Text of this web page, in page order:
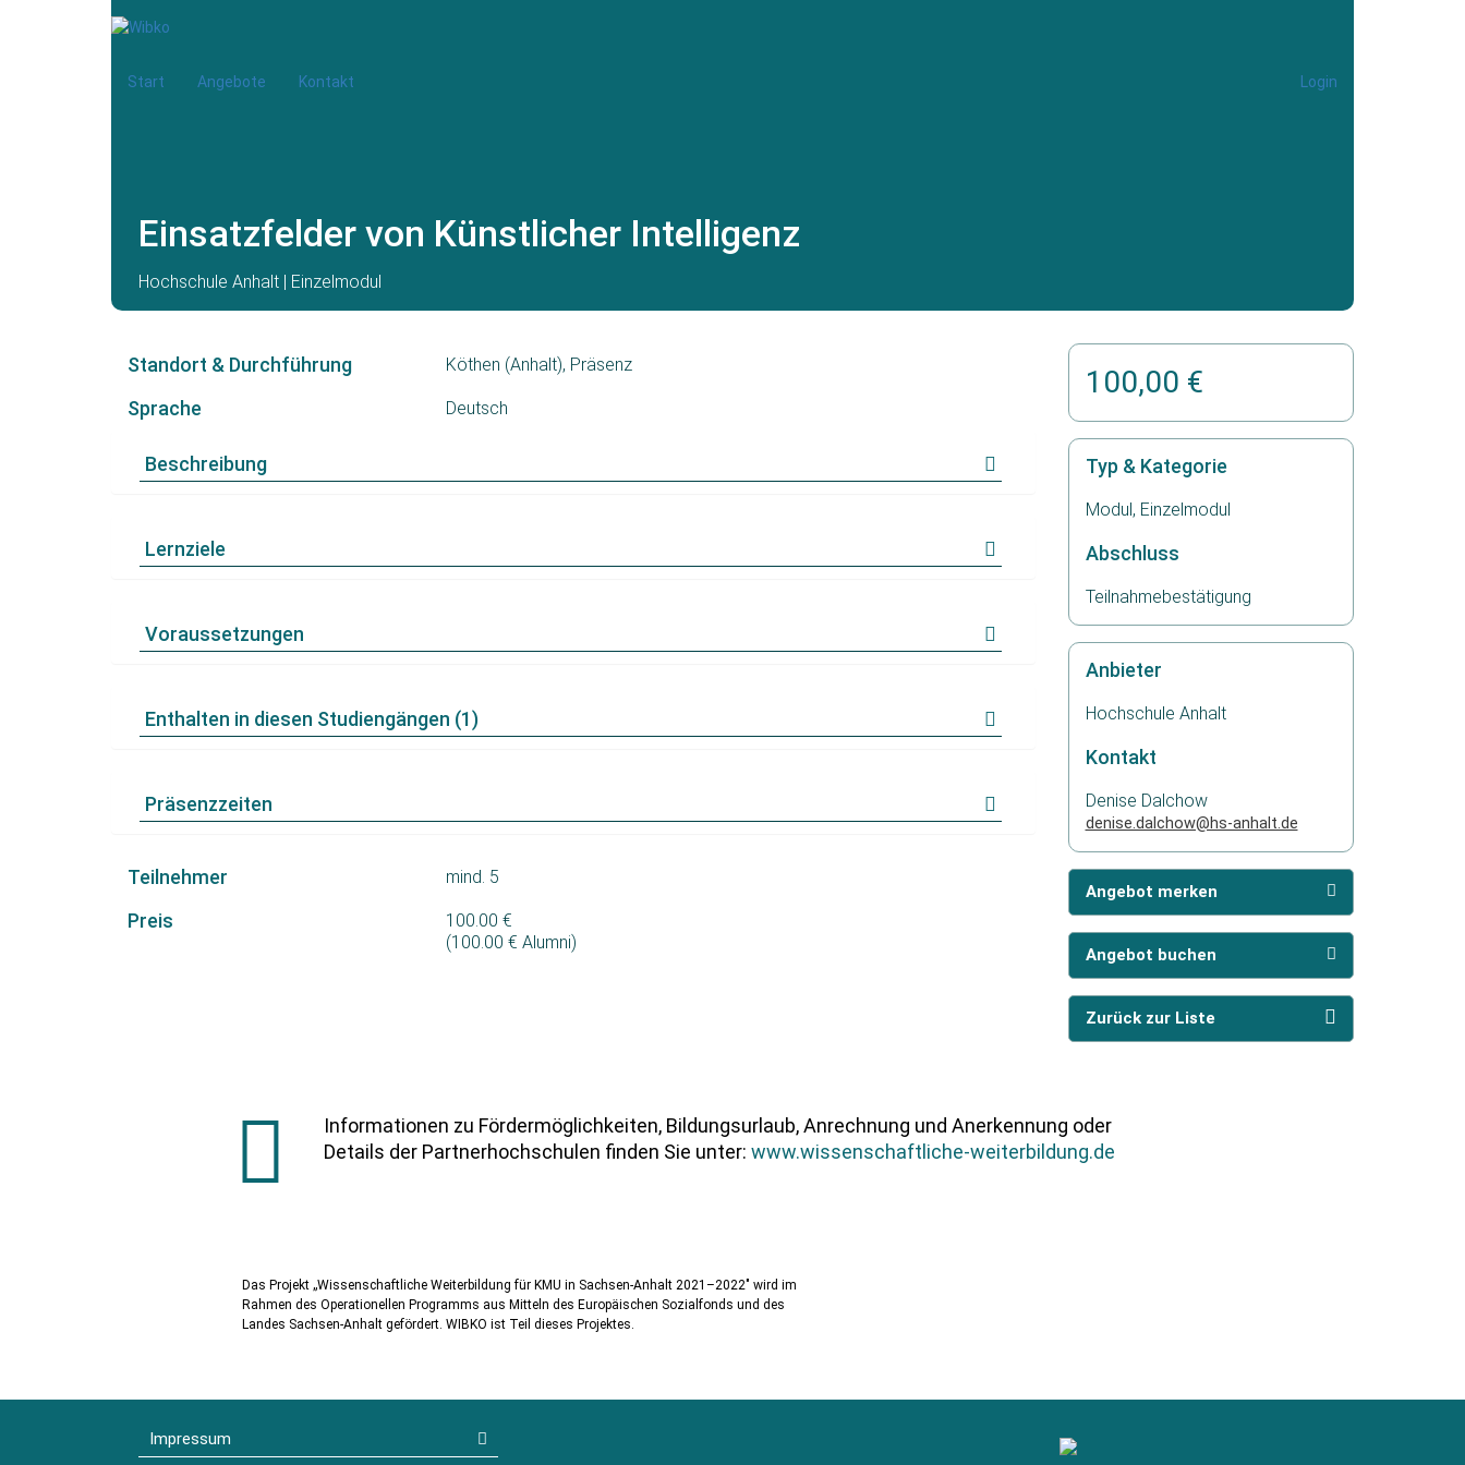
Einsatzfelder von Künstlicher Intelligenz
Hochschule Anhalt | Einzelmodul
Standort & Durchführung Köthen (Anhalt), Präsenz
Sprache Deutsch
Beschreibung
Lernziele
Voraussetzungen
Enthalten in diesen Studiengängen (1)
Präsenzzeiten
Teilnehmer mind. 5
Preis
100.00 €
(100.00 € Alumni)
100,00 €
Typ & Kategorie
Modul, Einzelmodul
Abschluss
Teilnahmebestätigung
Anbieter
Hochschule Anhalt
Kontakt
Denise Dalchow
denise.dalchow@hs-anhalt.de
Angebot merken
Angebot buchen
Zurück zur Liste
Informationen zu Fördermöglichkeiten, Bildungsurlaub, Anrechnung und Anerkennung oder
Details der Partnerhochschulen finden Sie unter: www.wissenschaftliche-weiterbildung.de
Start Angebote Kontakt Login
Das Projekt „Wissenschaftliche Weiterbildung für KMU in Sachsen-Anhalt 2021–2022″ wird im
Rahmen des Operationellen Programms aus Mitteln des Europäischen Sozialfonds und des
Landes Sachsen-Anhalt gefördert. WIBKO ist Teil dieses Projektes.
Impressum